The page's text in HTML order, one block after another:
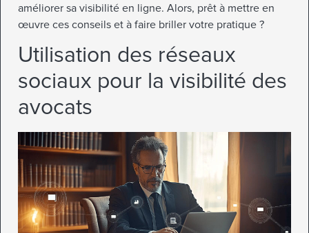
améliorer sa visibilité en ligne. Alors, prêt à mettre en
œuvre ces conseils et à faire briller votre pratique ?
Utilisation des réseaux
sociaux pour la visibilité des
avocats